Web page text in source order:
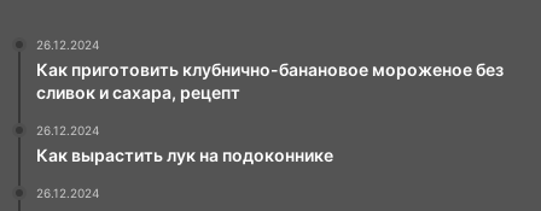
26.12.2024
Как приготовить клубнично-банановое мороженое без
сливок и сахара, рецепт
26.12.2024
Как вырастить лук на подоконнике
26.12.2024